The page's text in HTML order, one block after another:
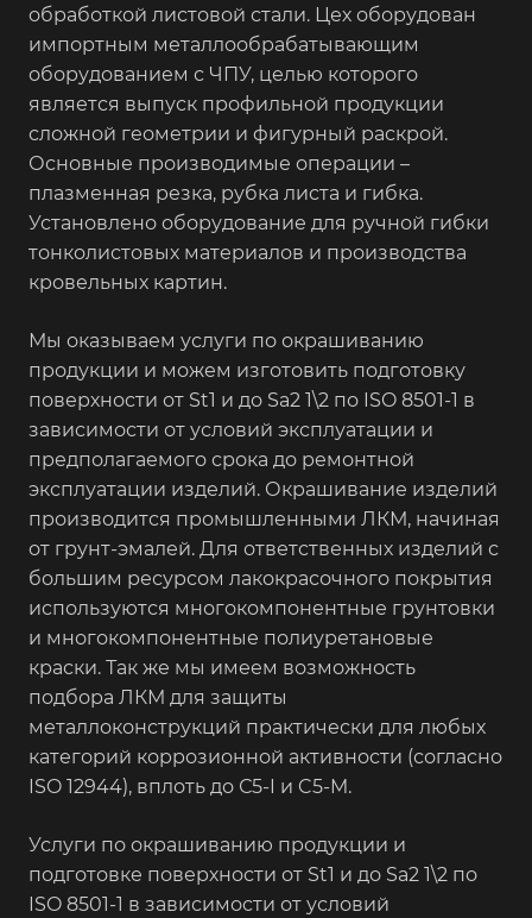
обработкой листовой стали. Цех оборудован
импортным металлообрабатывающим
оборудованием с ЧПУ, целью которого
является выпуск профильной продукции
сложной геометрии и фигурный раскрой.
Основные производимые операции –
плазменная резка, рубка листа и гибка.
Установлено оборудование для ручной гибки
тонколистовых материалов и производства
кровельных картин.
Мы оказываем услуги по окрашиванию
продукции и можем изготовить подготовку
поверхности от St1 и до Sa2 1\2 по ISO 8501-1 в
зависимости от условий эксплуатации и
предполагаемого срока до ремонтной
эксплуатации изделий. Окрашивание изделий
производится промышленными ЛКМ, начиная
от грунт-эмалей. Для ответственных изделий с
большим ресурсом лакокрасочного покрытия
используются многокомпонентные грунтовки
и многокомпонентные полиуретановые
краски. Так же мы имеем возможность
подбора ЛКМ для защиты
металлоконструкций практически для любых
категорий коррозионной активности (согласно
ISO 12944), вплоть до С5-I и C5-M.
Услуги по окрашиванию продукции и
подготовке поверхности от St1 и до Sa2 1\2 по
ISO 8501-1 в зависимости от условий